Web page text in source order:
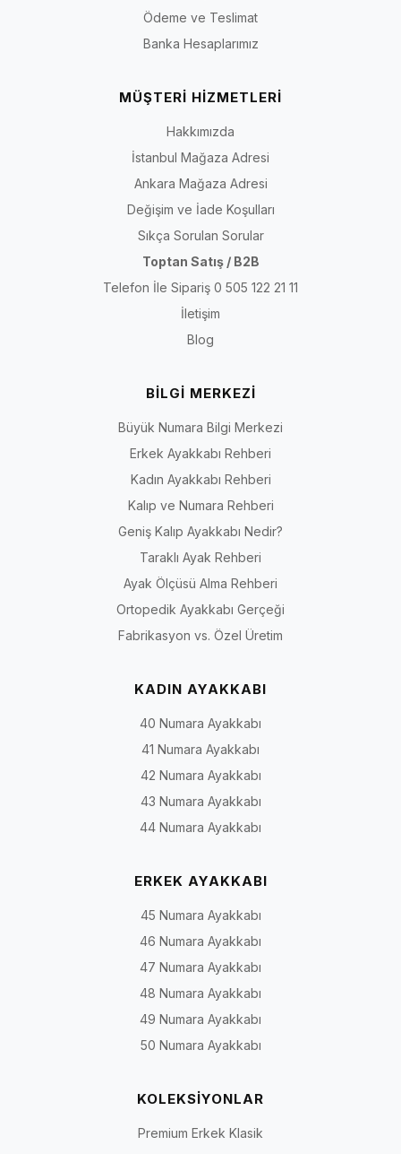
Ödeme ve Teslimat
Banka Hesaplarımız
MÜŞTERİ HİZMETLERİ
Hakkımızda
İstanbul Mağaza Adresi
Ankara Mağaza Adresi
Değişim ve İade Koşulları
Sıkça Sorulan Sorular
Toptan Satış / B2B
Telefon İle Sipariş 0 505 122 21 11
İletişim
Blog
BİLGİ MERKEZİ
Büyük Numara Bilgi Merkezi
Erkek Ayakkabı Rehberi
Kadın Ayakkabı Rehberi
Kalıp ve Numara Rehberi
Geniş Kalıp Ayakkabı Nedir?
Taraklı Ayak Rehberi
Ayak Ölçüsü Alma Rehberi
Ortopedik Ayakkabı Gerçeği
Fabrikasyon vs. Özel Üretim
KADIN AYAKKABI
40 Numara Ayakkabı
41 Numara Ayakkabı
42 Numara Ayakkabı
43 Numara Ayakkabı
44 Numara Ayakkabı
ERKEK AYAKKABI
45 Numara Ayakkabı
46 Numara Ayakkabı
47 Numara Ayakkabı
48 Numara Ayakkabı
49 Numara Ayakkabı
50 Numara Ayakkabı
KOLEKSİYONLAR
Premium Erkek Klasik